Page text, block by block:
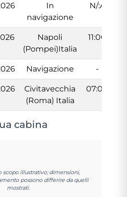
In
navigazione
N/:A
Napoli
(Pompei)Italia
11:00
Navigazione -
Civitavecchia
(Roma) Italia
07:00
cabina
scopo illustrativo; dimensioni,
possono differire da quelli
mostrati.